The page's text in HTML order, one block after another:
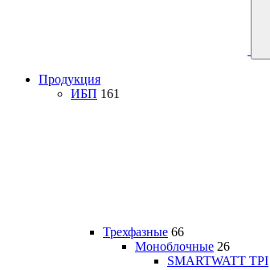
Продукция
ИБП 161
Трехфазные 66
Моноблочные 26
SMARTWATT TPI